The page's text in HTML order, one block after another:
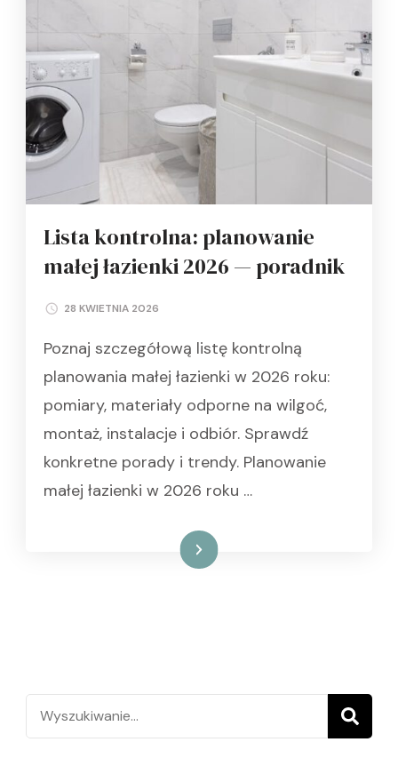
Lista kontrolna: planowanie
małej łazienki 2026 — poradnik
28 KWIETNIA 2026
Poznaj szczegółową listę kontrolną
planowania małej łazienki w 2026 roku:
pomiary, materiały odporne na wilgoć,
montaż, instalacje i odbiór. Sprawdź
konkretne porady i trendy. Planowanie
małej łazienki w 2026 roku …
Czytaj dalej
Szukaj: